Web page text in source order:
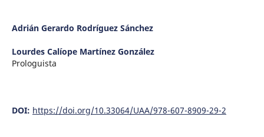
Adrián Gerardo Rodríguez Sánchez
Lourdes Calíope Martínez González
Prologuista
DOI: https://doi.org/10.33064/UAA/978-607-8909-29-2